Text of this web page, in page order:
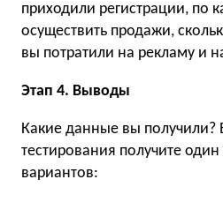
приходили регистрации, по
осуществить продажи,
вы потратили на рекламу и
Этап 4. Выводы
Какие данные вы получили?
тестирования получите один
вариантов: